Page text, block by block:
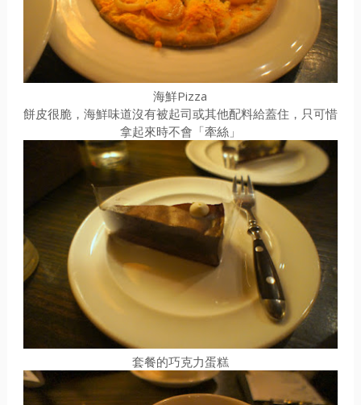
海鮮Pizza
餅皮很脆，海鮮味道沒有被起司或其他配料給蓋住，只可惜
拿起來時不會「牽絲」
套餐的巧克力蛋糕